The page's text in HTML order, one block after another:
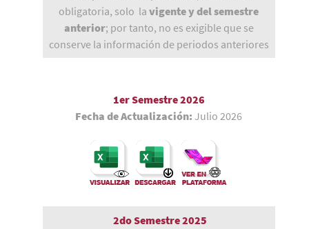
obligatoria, solo la vigente y del semestre
anterior; por tanto, no es exigible que se
conserve la información de periodos anteriores
1er Semestre 2026
Fecha de Actualización: Julio 2026
2do Semestre 2025